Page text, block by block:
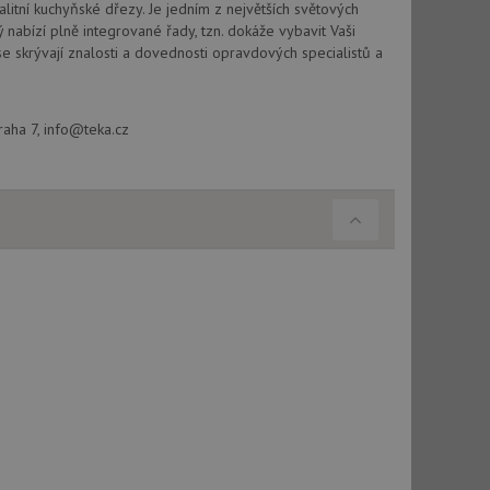
kuchyňské dřezy. Je jedním z největších světových
plně integrované řady, tzn. dokáže vybavit Vaši
skrývají znalosti a dovednosti opravdových specialistů a
7, info@teka.cz
koncový uživatel
ale pokud je
ale pokud je
používá
koncový uživatel